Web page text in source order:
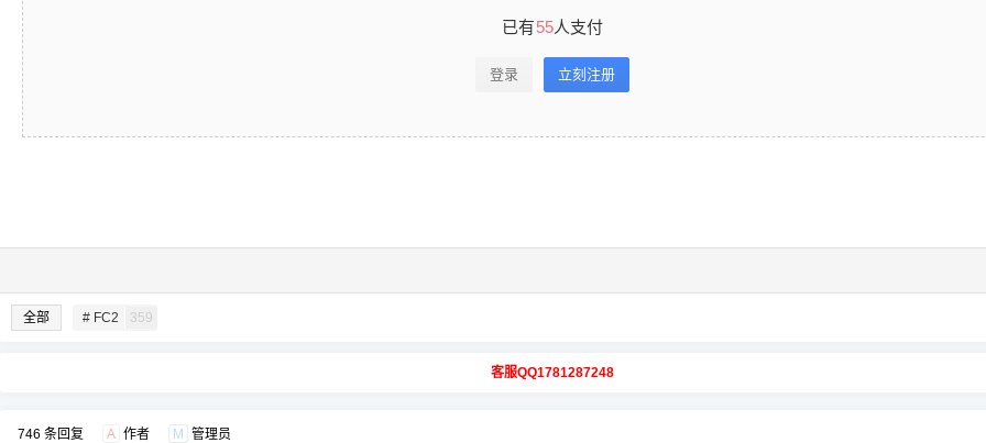
已有55人支付
登录 立刻注册
全部 # FC2 359
客服QQ1781287248
746 条回复 A 作者 M 管理员